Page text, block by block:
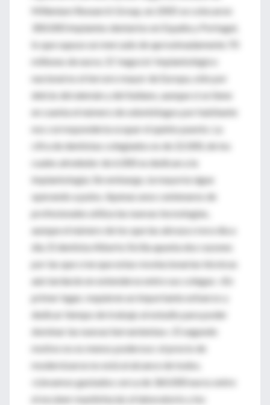
Millenium Research Group, en 2005 se colocaron
300.000 implantes dentarios en España y Portugal,
lo que supuso un mercado de aproximadamente 70
millones de euros. El 'negocio' implantológico
nacional es el tercero mayor de Europa, sólo por
detrás del alemán y del italiano, aunque si se tiene
en cuenta el número de odontólogos por habitante
nos correspondería ocupar el quinto puesto. La
cifra de dentistas colegiados es de 22.000, de los
cuales alrededor de 6.000 se dedican a la
implantología. Sin embargo, la mayoría sigue
operando a pulso. Apenas unos centenares de
profesionales utiliza las nuevas tecnologías,
aunque el número de los que las abraza crece día a
día. El dentista Alberto Sicilia apunta dos razones
por las que cree que estas revolucionarias técnicas
aún tardarán en extenderse entre sus colegas: «En
primer lugar, requieren un importante esfuerzo y
dedicar tiempo de trabajo al estudio para poder
dominar las nuevas herramientas». El segundo
motivo no es menos poderoso: el precio de
modernizarse no está al alcance de todos.
«Llevamos gastados cerca de 360.000 euros entre
el escáner maxilofacial, el laboratorio y los